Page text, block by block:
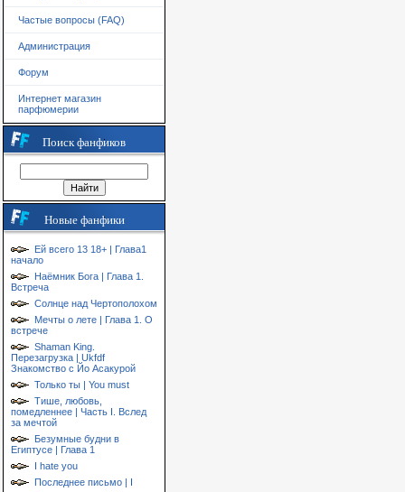
Частые вопросы (FAQ)
Администрация
Форум
Интернет магазин
парфюмерии
Поиск фанфиков
Новые фанфики
Ей всего 13 18+ | Глава1
начало
Наёмник Бога | Глава 1.
Встреча
Солнце над Чертополохом
Мечты о лете | Глава 1. О
встрече
Shaman King.
Перезагрузка | Ukfdf
Знакомство с Йо Асакурой
Только ты | You must
Тише, любовь,
помедленнее | Часть I. Вслед
за мечтой
Безумные будни в
Египтусе | Глава 1
I hate you
Последнее письмо | I